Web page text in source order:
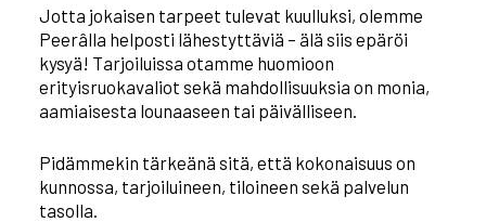
Jotta jokaisen tarpeet tulevat kuulluksi, olemme
Peerâlla helposti lähestyttäviä – älä siis epäröi
kysyä! Tarjoiluissa otamme huomioon
erityisruokavaliot sekä mahdollisuuksia on monia,
aamiaisesta lounaaseen tai päivälliseen.
Pidämmekin tärkeänä sitä, että kokonaisuus on
kunnossa, tarjoiluineen, tiloineen sekä palvelun
tasolla.